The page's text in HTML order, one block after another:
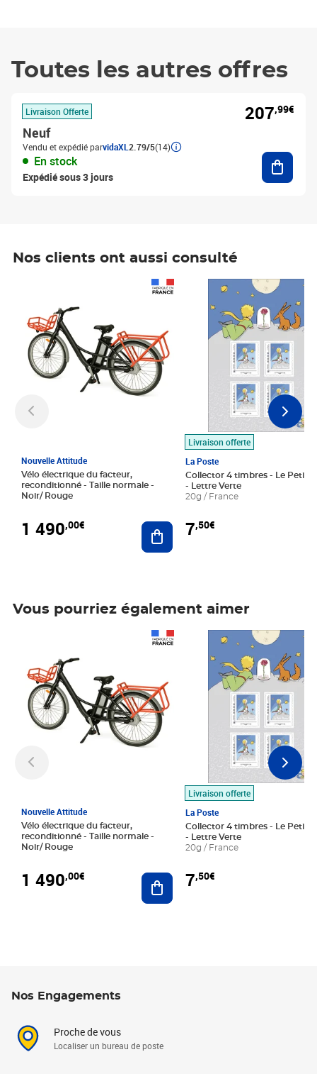
Toutes les autres offres
Livraison Offerte
Neuf
Vendu et expédié parvidaXL 2.79/5(14)
En stock
Expédié sous 3 jours
207,99€
Nos clients ont aussi consulté
Nouvelle Attitude
Vélo électrique du facteur,
reconditionné - Taille normale -
Noir/ Rouge
1 490,00€ Ajouter au panier
Livraison offerte
La Poste
Collector 4 timbres - Le Petit
- Lettre Verte
20g / France
7,50€
Prix 7,50€
Vous pourriez également aimer
Nouvelle Attitude
Vélo électrique du facteur,
reconditionné - Taille normale -
Noir/ Rouge
1 490,00€ Ajouter au panier
Livraison offerte
La Poste
Collector 4 timbres - Le Petit
- Lettre Verte
20g / France
7,50€
Prix 7,50€
Nos Engagements
Proche de vous
Localiser un bureau de poste